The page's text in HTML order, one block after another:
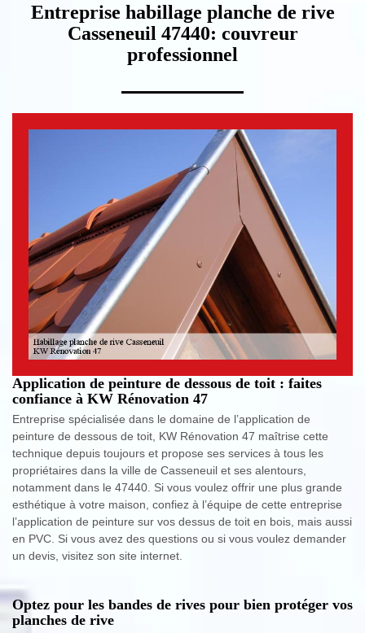
Entreprise habillage planche de rive
Casseneuil 47440: couvreur
professionnel
Application de peinture de dessous de toit : faites
confiance à KW Rénovation 47
Entreprise spécialisée dans le domaine de l’application de
peinture de dessous de toit, KW Rénovation 47 maîtrise cette
technique depuis toujours et propose ses services à tous les
propriétaires dans la ville de Casseneuil et ses alentours,
notamment dans le 47440. Si vous voulez offrir une plus grande
esthétique à votre maison, confiez à l’équipe de cette entreprise
l’application de peinture sur vos dessus de toit en bois, mais aussi
en PVC. Si vous avez des questions ou si vous voulez demander
un devis, visitez son site internet.
Optez pour les bandes de rives pour bien protéger vos
planches de rive